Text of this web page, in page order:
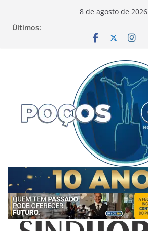
8 de agosto de 2026
Últimos: